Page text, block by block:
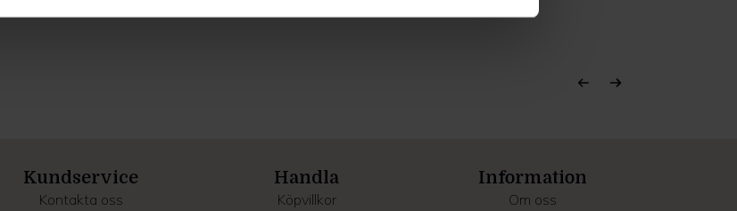
innehållet och annonserna till användarna, tillhandahålla funktioner för
vidarebefordrar även sådana identifierare och annan information från din enhet
Kundservice
Kontakta oss
Handla
Köpvillkor
Information
Om oss